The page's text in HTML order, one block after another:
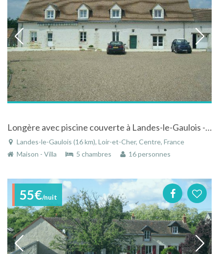
Longère avec piscine couverte à Landes-le-Gaulois - Centre
Landes-le-Gaulois (16 km), Loir-et-Cher, Centre, France
Maison - Villa
5 chambres 16 personnes
55€/nuit